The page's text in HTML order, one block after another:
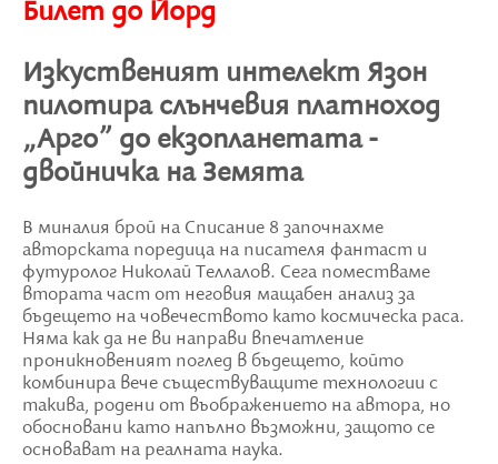
Билет до Йорд
Изкуственият интелект Язон
пилотира слънчевия платноход
„Арго” до екзопланетата -
двойничка на Земята
В миналия брой на Списание 8 започнахме
авторската поредица на писателя фантаст и
футуролог Николай Теллалов. Сега поместваме
втората част от неговия мащабен анализ за
бъдещето на човечеството като космическа раса.
Няма как да не ви направи впечатление
проникновеният поглед в бъдещето, който
комбинира вече съществуващите технологии с
такива, родени от въображението на автора, но
обосновани като напълно възможни, защото се
основават на реалната наука.